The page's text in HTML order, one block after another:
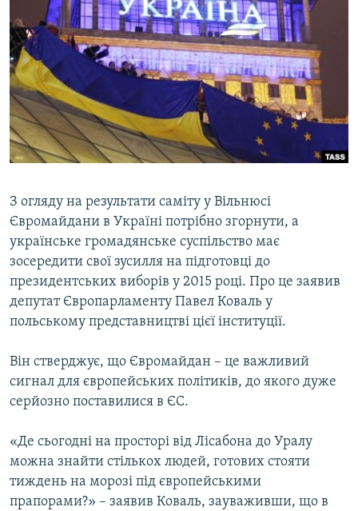
ВСЕ ЗА ДЕНЬ
СПЕЦПРОЕКТИ
ДЕПОРТАЦІЯ
ВІДЕОУРОКИ «ELIFBE»
СВІДЧЕННЯ ОКУПАЦІЇ
УКРАЇНСЬКА ПРОБЛЕМА КРИМУ
ЯК ОБІЙТИ БЛОКУВАННЯ
Русский
Qırımtatar
Усі сайти RFE/RL
З огляду на результати саміту у Вільнюсі
Євромайдани в Україні потрібно згорнути, а
українське громадянське суспільство має
зосередити свої зусилля на підготовці до
президентських виборів у 2015 році. Про це заявив
депутат Європарламенту Павел Коваль у
польському представництві цієї інституції.
Він стверджує, що Євромайдан – це важливий
сигнал для європейських політиків, до якого дуже
серйозно поставилися в ЄС.
«Де сьогодні на просторі від Лісабона до Уралу
можна знайти стількох людей, готових стояти
тиждень на морозі під європейськими
прапорами?» – заявив Коваль, зауваживши, що в